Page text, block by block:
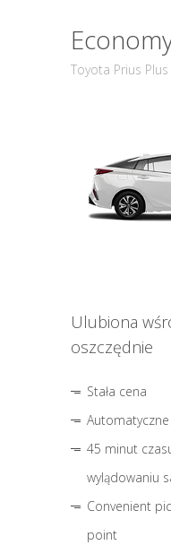
Toyota Prius
Ulubiona
oszczędnie
Stała cena
45 minut
wylądowaniu
Convenient
point